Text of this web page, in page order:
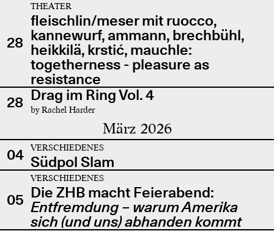
28
THEATER
fleischlin/meser mit ruocco,
kannewurf, ammann, brechbühl,
heikkilä, krstić, mauchle:
togetherness - pleasure as
resistance
28 Drag im Ring Vol. 4
by Rachel Harder
März 2026
04 VERSCHIEDENES
Südpol Slam
05
VERSCHIEDENES
Die ZHB macht Feierabend:
Entfremdung – warum Amerika
sich (und uns) abhanden kommt